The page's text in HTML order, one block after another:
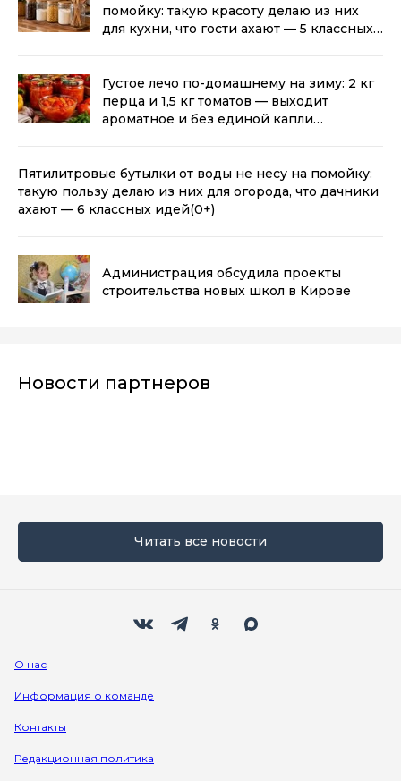
помойку: такую красоту делаю из них
для кухни, что гости ахают — 5 классных
Густое лечо по-домашнему на зиму: 2 кг
перца и 1,5 кг томатов — выходит
ароматное и без единой капли
Пятилитровые бутылки от воды не несу на помойку:
такую пользу делаю из них для огорода, что дачники
ахают — 6 классных идей(0+)
Администрация обсудила проекты
строительства новых школ в Кирове
Новости партнеров
Читать все новости
О нас
Информация о команде
Контакты
Редакционная политика